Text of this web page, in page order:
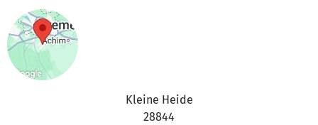
Kleine Heide
28844